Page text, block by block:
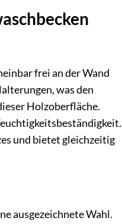
frei an der Wand
was den
Holzoberfläche.
und bietet gleichzeitig
ausgezeichnete Wahl.